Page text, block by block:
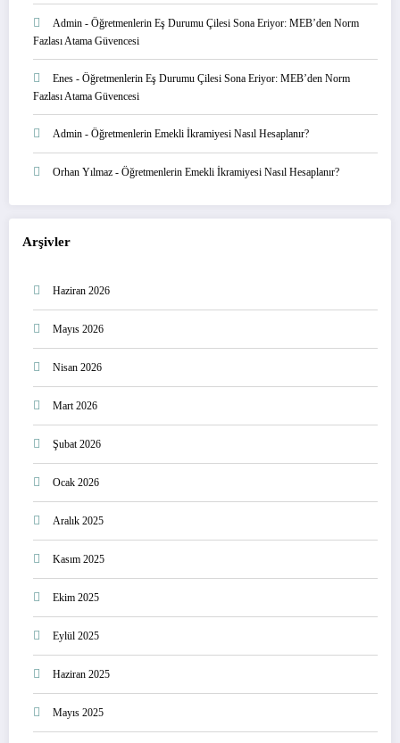
Admin - Öğretmenlerin Eş Durumu Çilesi Sona Eriyor: MEB’den Norm
Fazlası Atama Güvencesi
Enes - Öğretmenlerin Eş Durumu Çilesi Sona Eriyor: MEB’den Norm
Fazlası Atama Güvencesi
Admin - Öğretmenlerin Emekli İkramiyesi Nasıl Hesaplanır?
Orhan Yılmaz - Öğretmenlerin Emekli İkramiyesi Nasıl Hesaplanır?
Arşivler
Haziran 2026
Mayıs 2026
Nisan 2026
Mart 2026
Şubat 2026
Ocak 2026
Aralık 2025
Kasım 2025
Ekim 2025
Eylül 2025
Haziran 2025
Mayıs 2025